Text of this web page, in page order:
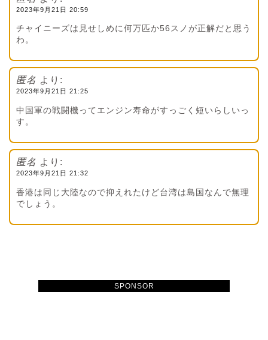
2023年9月21日 20:59
チャイニーズは見せしめに何万匹か56スノが正解だと思う
わ。
匿名 より:
2023年9月21日 21:25
中国軍の戦闘機ってエンジン寿命がすっごく短いらしいっ
す。
匿名 より:
2023年9月21日 21:32
香港は同じ大陸なので抑えれたけど台湾は島国なんで無理
でしょう。
SPONSOR